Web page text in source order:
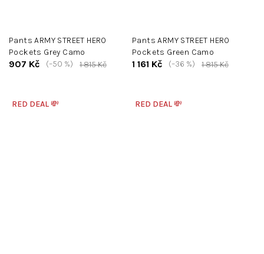
Pants ARMY STREET HERO
Pockets Grey Camo
907 Kč 1 815 Kč
(–50 %)
Pants ARMY STREET HERO
Pockets Green Camo
1 161 Kč 1 815 Kč
(–36 %)
RED DEAL 💸 RED DEAL 💸